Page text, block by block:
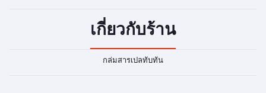
เกี่ยวกับร้าน
กล่มสารเปลทับทัน